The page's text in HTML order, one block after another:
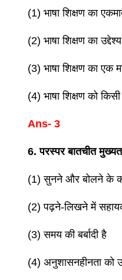
(1) भाषा शिक्षण का
(2) भाषा शिक्षण का
(3) भाषा शिक्षण का एक
(4) भाषा शिक्षण को
Ans- 3
6. परस्पर बातचीत
(1) सुनने और बोलने के
(2) पढ़ने-लिखने में
(3) समय की बर्बादी है
(4) अनुशासनहीनता को